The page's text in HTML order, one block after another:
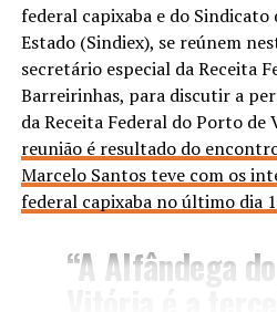
federal capixaba e do
Estado (Sindiex), se reúnem
secretário especial da Receita
Barreirinhas, para discutir a
da Receita Federal do Porto
reunião é resultado do
Marcelo Santos teve com os
federal capixaba no último dia
“A Alfândega